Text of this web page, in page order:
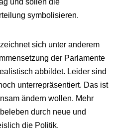
und sollen die
symbolisieren.
sich unter anderem
der Parlamente
abbildet. Leider sind
unterrepräsentiert. Das ist
ändern wollen. Mehr
durch neue und
die Politik.